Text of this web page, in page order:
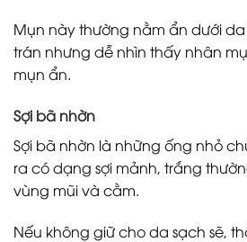
Mụn này thường nằm ẩn dưới
trán nhưng dễ nhìn thấy nhân
mụn ẩn.
Sợi bã nhờn
Sợi bã nhờn là những ống nhỏ
ra có dạng sợi mảnh, trắng
vùng mũi và cằm.
Nếu không giữ cho da sạch sẽ,